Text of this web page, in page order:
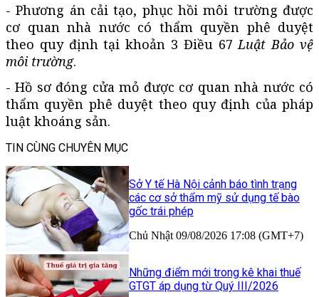
- Phương án cải tạo, phục hồi môi trường được
cơ quan nhà nước có thẩm quyền phê duyệt
theo quy định tại khoản 3 Điều 67Luật Bảo vệ
môi trường.
- Hồ sơ đóng cửa mỏ được cơ quan nhà nước có
thẩm quyền phê duyệt theo quy định của pháp
luật khoáng sản.
TIN CÙNG CHUYÊN MỤC
Sở Y tế Hà Nội cảnh báo tình trạng
các cơ sở thẩm mỹ sử dụng tế bào
gốc trái phép
Chủ Nhật 09/08/2026 17:08 (GMT+7)
Những điểm mới trong kê khai thuế
GTGT áp dụng từ Quý III/2026